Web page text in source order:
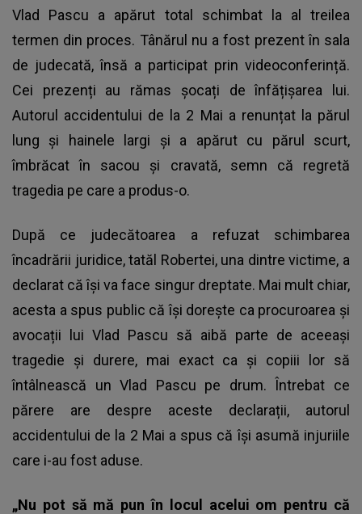
Vlad Pascu a apărut total schimbat la al treilea
termen din proces. Tânărul nu a fost prezent în sala
de judecată, însă a participat prin videoconferință.
Cei prezenți au rămas șocați de înfățișarea lui.
Autorul accidentului de la 2 Mai a renunțat la părul
lung și hainele largi și a apărut cu părul scurt,
îmbrăcat în sacou și cravată, semn că regretă
tragedia pe care a produs-o.
După ce judecătoarea a refuzat schimbarea
încadrării juridice, tatăl Robertei, una dintre victime, a
declarat că își va face singur dreptate. Mai mult chiar,
acesta a spus public că își dorește ca procuroarea și
avocații lui Vlad Pascu să aibă parte de aceeași
tragedie și durere, mai exact ca și copiii lor să
întâlnească un Vlad Pascu pe drum. Întrebat ce
părere are despre aceste declarații, autorul
accidentului de la 2 Mai a spus că își asumă injuriile
care i-au fost aduse.
„Nu pot să mă pun în locul acelui om pentru că